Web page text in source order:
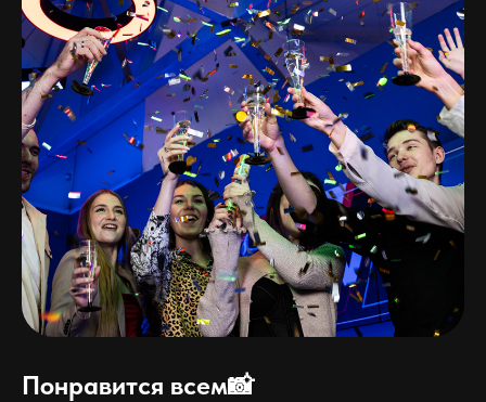
Понравится всем📸